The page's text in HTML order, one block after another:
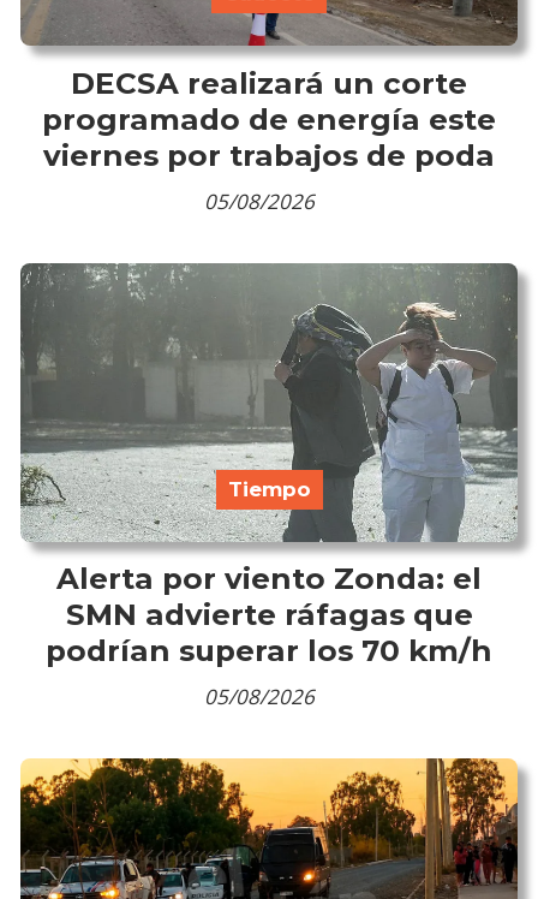
DECSA realizará un corte
programado de energía este
viernes por trabajos de poda
05/08/2026
Alerta por viento Zonda: el
SMN advierte ráfagas que
podrían superar los 70 km/h
Tiempo
05/08/2026